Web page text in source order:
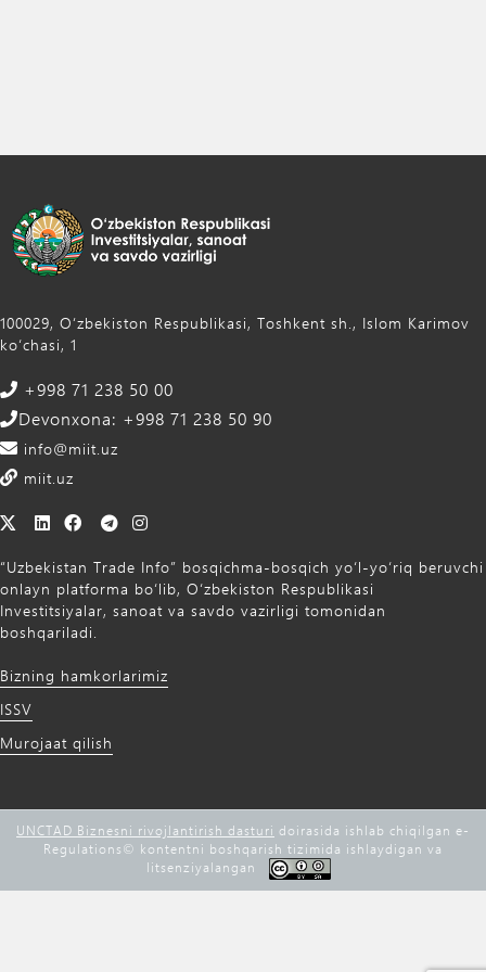
100029, Oʻzbekiston Respublikasi, Toshkent sh., Islom Karimov
ko‘chasi, 1
+998 71 238 50 00
Devonxona: +998 71 238 50 90
info@miit.uz
miit.uz
“Uzbekistan Trade Info” bosqichma-bosqich yo‘l-yo‘riq beruvchi
onlayn platforma bo‘lib, O‘zbekiston Respublikasi
Investitsiyalar, sanoat va savdo vazirligi tomonidan
boshqariladi.
Bizning hamkorlarimiz
ISSV
Murojaat qilish
UNCTAD Biznesni rivojlantirish dasturi doirasida ishlab chiqilgan e-
Regulations©️ kontentni boshqarish tizimida ishlaydigan va
litsenziyalangan